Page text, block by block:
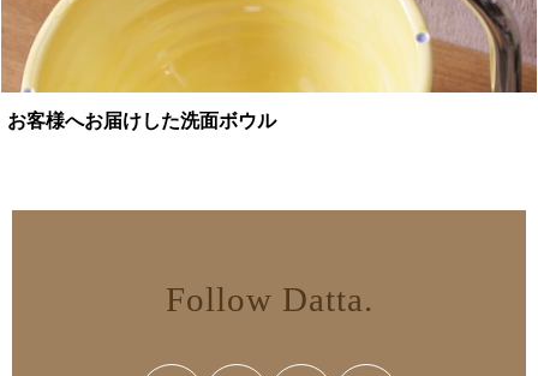
お客様へお届けした洗面ボウル
Follow Datta.